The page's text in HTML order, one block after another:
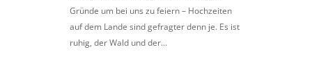
Gründe um bei uns zu feiern – Hochzeiten
auf dem Lande sind gefragter denn je. Es ist
ruhig, der Wald und der...